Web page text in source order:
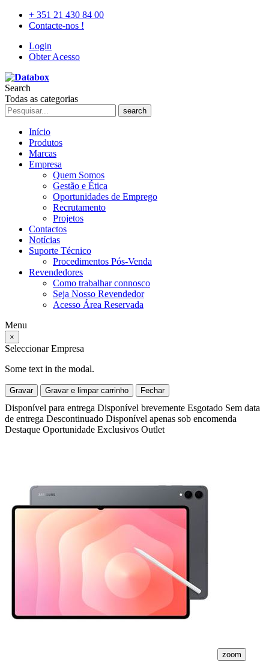
+ 351 21 430 84 00
Contacte-nos !
Login
Obter Acesso
Search
Todas as categorias
search
Início
Produtos
Marcas
Empresa
Quem Somos
Gestão e Ética
Oportunidades de Emprego
Recrutamento
Projetos
Contactos
Notícias
Suporte Técnico
Procedimentos Pós-Venda
Revendedores
Como trabalhar connosco
Seja Nosso Revendedor
Acesso Área Reservada
Menu
×
Seleccionar Empresa
Some text in the modal.
Gravar Gravar e limpar carrinho Fechar
Disponível para entrega Disponível brevemente Esgotado Sem data
de entrega Descontinuado Disponível apenas sob encomenda
Destaque Oportunidade Exclusivos Outlet
zoom